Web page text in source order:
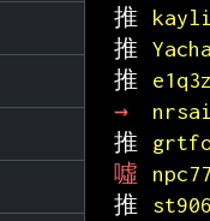
推
推
推
→
推
噓
推